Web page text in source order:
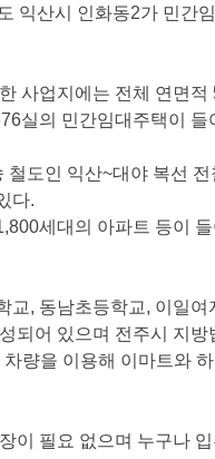
익산시인화동2가민간
사업지에는전체연면적
실의민간임대주택이들
철도인익산~대야복선전
다.
세대의아파트등이
교, 동남초등학교, 이일여
되어있으며전주시지방
량을이용해이마트와
이필요없으며누구나입